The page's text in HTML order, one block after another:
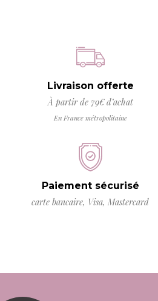
Livraison offerte
À partir de 79€ d’achat
En France métropolitaine
Paiement sécurisé
carte bancaire, Visa, Mastercard